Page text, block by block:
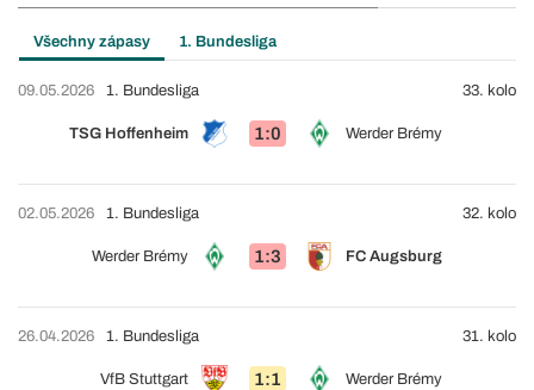
Všechny zápasy 1. Bundesliga
09.05.2026
TSG Hoffenheim 1:0 Werder Brémy
1. Bundesliga 33. kolo
02.05.2026
Werder Brémy 1:3 FC Augsburg
1. Bundesliga 32. kolo
26.04.2026
VfB Stuttgart 1:1 Werder Brémy
1. Bundesliga 31. kolo